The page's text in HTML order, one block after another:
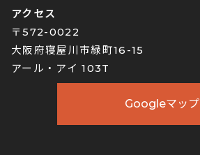
アクセス
〒572-0022
大阪府寝屋川市緑町16-15
アール・アイ 103T
Googleマップ